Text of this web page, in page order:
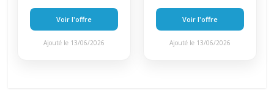
Voir l'offre
Ajouté le 13/06/2026
Voir l'offre
Ajouté le 13/06/2026